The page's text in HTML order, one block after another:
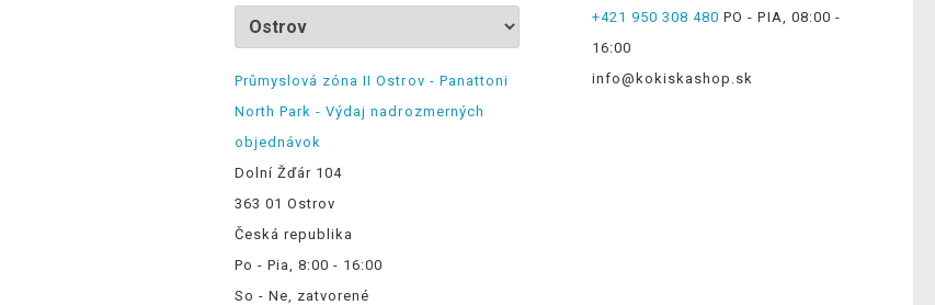
Průmyslová zóna II Ostrov - Panattoni
North Park - Výdaj nadrozmerných
objednávok
Dolní Žďár 104
363 01 Ostrov
Česká republika
Po - Pia, 8:00 - 16:00
So - Ne, zatvorené
+421 950 308 480 PO - PIA, 08:00 -
16:00
info@kokiskashop.sk